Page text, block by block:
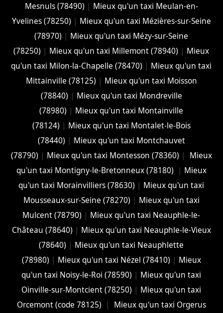
Mesnuls (78490) | Mieux qu'un taxi Meulan-en-
Yvelines (78250) | Mieux qu'un taxi Mézières-sur-Seine
(78970) | Mieux qu'un taxi Mézy-sur-Seine
(78250) | Mieux qu'un taxi Millemont (78940) | Mieux
qu'un taxi Milon-la-Chapelle (78470) | Mieux qu'un taxi
Mittainville (78125) | Mieux qu'un taxi Moisson
(78840) | Mieux qu'un taxi Mondreville
(78980) | Mieux qu'un taxi Montainville
(78124) | Mieux qu'un taxi Montalet-le-Bois
(78440) | Mieux qu'un taxi Montchauvet
(78790) | Mieux qu'un taxi Montesson (78360) |
Mieux
qu'un taxi Montigny-le-Bretonneux (78180)
| Mieux
qu'un taxi Morainvilliers (78630) | Mieux qu'un taxi
Mousseaux-sur-Seine (78270) | Mieux qu'un taxi
Mulcent (78790) | Mieux qu'un taxi Neauphle-le-
Château (78640) | Mieux qu'un taxi Neauphle-le-Vieux
(78640) | Mieux qu'un taxi Neauphlette
(78980) | Mieux qu'un taxi Nézel (78410) | Mieux
qu'un taxi Noisy-le-Roi (78590) | Mieux qu'un taxi
Oinville-sur-Montcient (78250) | Mieux qu'un taxi
Orcemont (code 78125)
|
Mieux qu'un taxi Orgerus